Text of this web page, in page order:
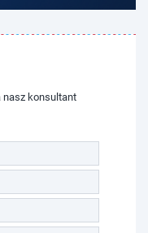
nasz konsultant